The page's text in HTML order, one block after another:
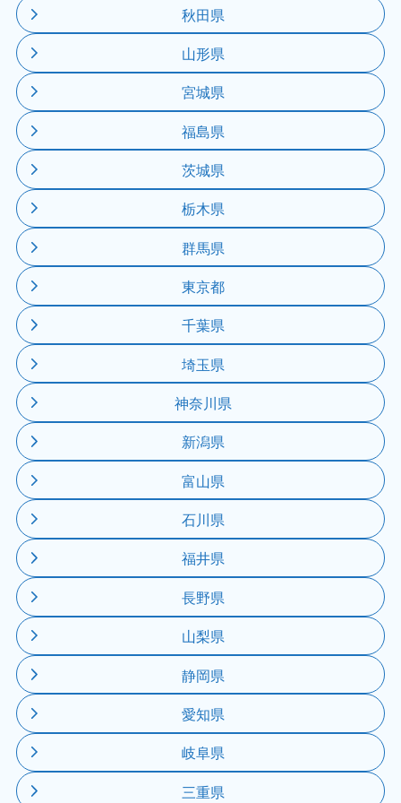
秋田県
山形県
宮城県
福島県
茨城県
栃木県
群馬県
東京都
千葉県
埼玉県
神奈川県
新潟県
富山県
石川県
福井県
長野県
山梨県
静岡県
愛知県
岐阜県
三重県